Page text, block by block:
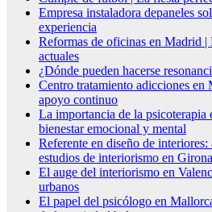
Empresa instaladora depaneles
experiencia
Reformas de oficinas en Madrid |
actuales
¿Dónde pueden hacerse
Centro tratamiento adicciones en
apoyo continuo
La importancia de la psicoterapia
bienestar emocional y mental
Referente en diseño de
estudios de interiorismo en Girona
El auge del interiorismo en
urbanos
El papel del psicólogo en